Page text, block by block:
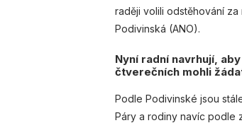
raději volili odstěhování za
Podivinská (ANO).
Nyní radní navrhují,
čtverečních mohli
Podle Podivinské jsou
Páry a rodiny navíc podle